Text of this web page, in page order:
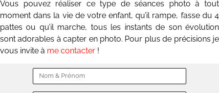
Vous pouvez réaliser ce type de séances photo à tout
moment dans la vie de votre enfant, qu’il rampe, fasse du 4
pattes ou qu’il marche, tous les instants de son évolution
sont adorables à capter en photo. Pour plus de précisions je
vous invite à me contacter !